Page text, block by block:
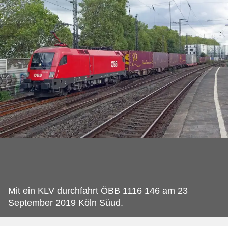
Mit ein KLV durchfahrt ÖBB 1116 146 am 23
September 2019 Köln Süud.